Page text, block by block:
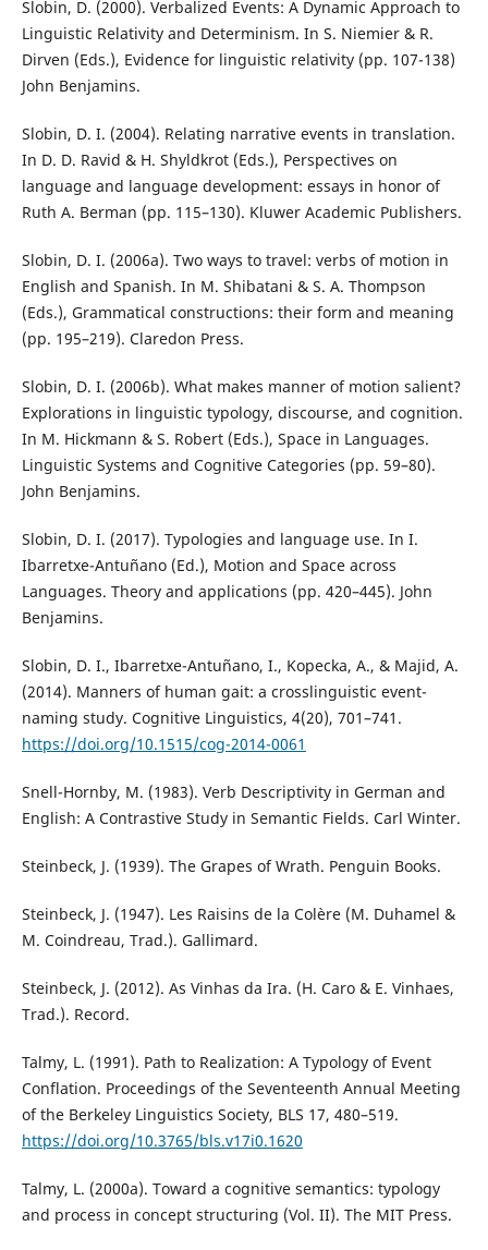
Slobin, D. (2000). Verbalized Events: A Dynamic Approach to
Linguistic Relativity and Determinism. In S. Niemier & R.
Dirven (Eds.), Evidence for linguistic relativity (pp. 107-138)
John Benjamins.
Slobin, D. I. (2004). Relating narrative events in translation.
In D. D. Ravid & H. Shyldkrot (Eds.), Perspectives on
language and language development: essays in honor of
Ruth A. Berman (pp. 115–130). Kluwer Academic Publishers.
Slobin, D. I. (2006a). Two ways to travel: verbs of motion in
English and Spanish. In M. Shibatani & S. A. Thompson
(Eds.), Grammatical constructions: their form and meaning
(pp. 195–219). Claredon Press.
Slobin, D. I. (2006b). What makes manner of motion salient?
Explorations in linguistic typology, discourse, and cognition.
In M. Hickmann & S. Robert (Eds.), Space in Languages.
Linguistic Systems and Cognitive Categories (pp. 59–80).
John Benjamins.
Slobin, D. I. (2017). Typologies and language use. In I.
Ibarretxe-Antuñano (Ed.), Motion and Space across
Languages. Theory and applications (pp. 420–445). John
Benjamins.
Slobin, D. I., Ibarretxe-Antuñano, I., Kopecka, A., & Majid, A.
(2014). Manners of human gait: a crosslinguistic event-
naming study. Cognitive Linguistics, 4(20), 701–741.
https://doi.org/10.1515/cog-2014-0061
Snell-Hornby, M. (1983). Verb Descriptivity in German and
English: A Contrastive Study in Semantic Fields. Carl Winter.
Steinbeck, J. (1939). The Grapes of Wrath. Penguin Books.
Steinbeck, J. (1947). Les Raisins de la Colère (M. Duhamel &
M. Coindreau, Trad.). Gallimard.
Steinbeck, J. (2012). As Vinhas da Ira. (H. Caro & E. Vinhaes,
Trad.). Record.
Talmy, L. (1991). Path to Realization: A Typology of Event
Conflation. Proceedings of the Seventeenth Annual Meeting
of the Berkeley Linguistics Society, BLS 17, 480–519.
https://doi.org/10.3765/bls.v17i0.1620
Talmy, L. (2000a). Toward a cognitive semantics: typology
and process in concept structuring (Vol. II). The MIT Press.